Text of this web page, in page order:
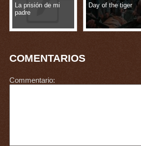
La prisión de mi
padre
Day of the tiger
COMENTARIOS
Commentario